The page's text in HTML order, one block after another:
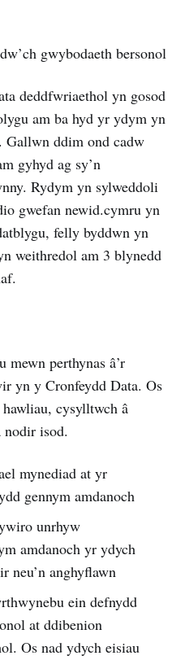
gwybodaeth bersonol
deddfwriaethol yn gosod
am ba hyd yr ydym yn
Gallwn ddim ond cadw
gyhyd ag sy’n
Rydym yn sylweddoli
gwefan newid.cymru yn
felly byddwn yn
weithredol am 3 blynedd
mewn perthynas â’r
yn y Cronfeydd Data. Os
cysylltwch â
isod.
mynediad at yr
gennym amdanoch
unrhyw
amdanoch yr ydych
neu’n anghyflawn
ein defnydd
at ddibenion
Os nad ydych eisiau